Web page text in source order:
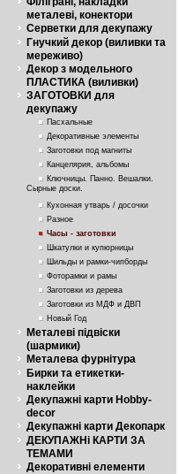
металеві, конектори
Серветки для декупажу
Гнучкий декор (виливки та
мереживо)
Декор з модельного
ПЛАСТИКА (виливки)
ЗАГОТОВКИ для
декупажу
Пасхальные
Декоративные элементы
Заготовки под магниты
Канцелярия, альбомы
Ключницы. Панно. Вешалки.
Сырные доски.
Кухонная утварь / досочки
Разное
Часы - заготовки
Шкатулки и купюрницы
Шильды и рамки-чипборды
Фоторамки и рамы
Заготовки из дерева
Заготовки из МДФ и ДВП
Новый Год
Металеві підвіски
(шармики)
Металева фурнітура
Бирки та етикетки-
наклейки
Декупажні карти Hobby-
decor
Декупажні карти Декопарк
ДЕКУПАЖНі КАРТИ ЗА
ТЕМАМИ
Декоративні елементи